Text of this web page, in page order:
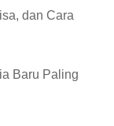
dan Cara
Baru Paling